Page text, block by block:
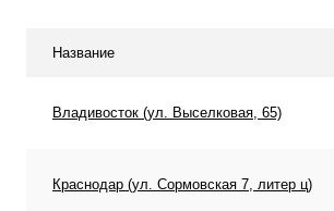
Название
Владивосток (ул. Выселковая, 65)
Краснодар (ул. Сормовская 7, литер ц)